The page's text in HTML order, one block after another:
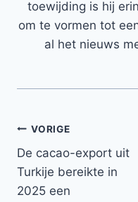
toewijding is hij
om te vormen tot
al het nieuws
Bericht
navigatie
VORIGE
De cacao-export uit
Turkije bereikte in
2025 een